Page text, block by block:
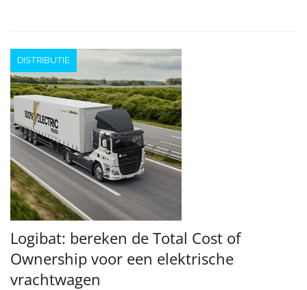
DISTRIBUTIE
Logibat: bereken de Total Cost of
Ownership voor een elektrische
vrachtwagen